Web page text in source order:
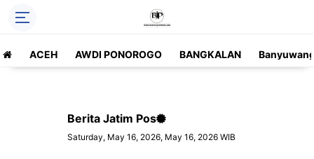
ACEH AWDI PONOROGO BANGKALAN
Berita Jatim Pos
Saturday, May 16, 2026, May 16, 2026 WIB